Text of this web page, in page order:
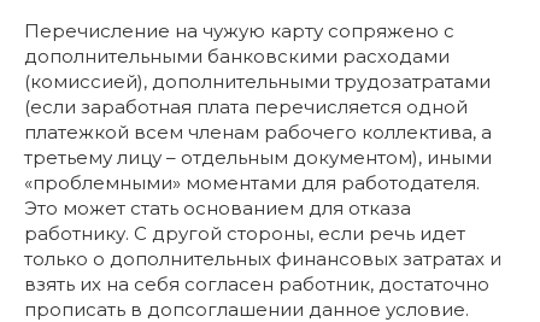
Перечисление на чужую карту сопряжено с
дополнительными банковскими расходами
(комиссией), дополнительными трудозатратами
(если заработная плата перечисляется одной
платежкой всем членам рабочего коллектива, а
третьему лицу – отдельным документом), иными
«проблемными» моментами для работодателя.
Это может стать основанием для отказа
работнику. С другой стороны, если речь идет
только о дополнительных финансовых затратах и
взять их на себя согласен работник, достаточно
прописать в допсоглашении данное условие.